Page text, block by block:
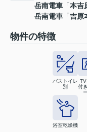
岳南電車 「本吉
岳南電車 「吉原
物件の特徴
バストイレ
別
付
浴室乾燥機